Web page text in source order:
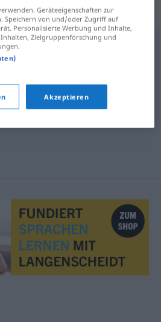
für "aufschrecken"
(ugs.),alarmieren,
,erschüttern
Geräteeigenschaften zur
Speichern von und/oder Zugriff auf
Personalisierte Werbung und Inhalte,
Zielgruppenforschung und
Akzeptieren